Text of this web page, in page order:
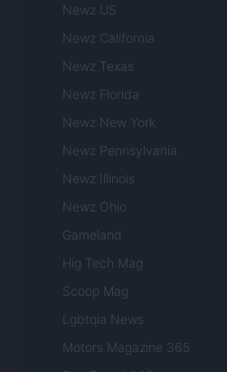
Newz US
Newz California
Newz Texas
Newz Florida
Newz New York
Newz Pennsylvania
Newz Illinois
Newz Ohio
Gameland
Hig Tech Mag
Scoop Mag
Lgbtqia News
Motors Magazine 365